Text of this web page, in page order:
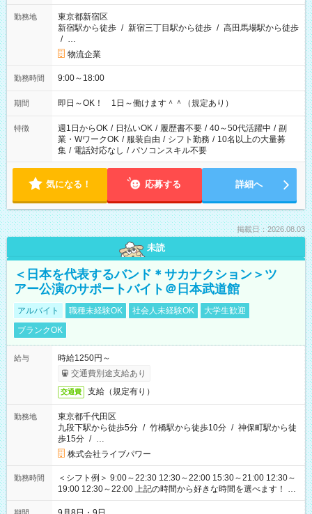
勤務地
東京都新宿区
新宿駅から徒歩 / 新宿三丁目駅から徒歩 / 高田馬場駅から徒歩
/ …
物流企業
勤務時間 9:00～18:00
期間 即日～OK！ 1日～働けます＾＾（規定あり）
特徴 週1日からOK / 日払いOK / 履歴書不要 / 40～50代活躍中 / 副
業・WワークOK / 服装自由 / シフト勤務 / 10名以上の大量募
集 / 電話対応なし / パソコンスキル不要
気になる！ 応募する 詳細へ
掲載日：2026.08.03
未読
＜日本を代表するバンド＊サカナクション＞ツ
アー公演のサポートバイト＠日本武道館
アルバイト 職種未経験OK 社会人未経験OK
大学生歓迎
ブランクOK
給与
時給1250円～
交通費別途支給あり
交通費 支給（規定有り）
勤務地
東京都千代田区
九段下駅から徒歩5分 / 竹橋駅から徒歩10分 / 神保町駅から徒
歩15分 / …
株式会社ライブパワー
勤務時間
＜シフト例＞ 9:00～22:30 12:30～22:00 15:30～21:00 12:30～
19:00 12:30～22:00 上記の時間から好きな時間を選べます！ ※
時間は変更となる可能性があります